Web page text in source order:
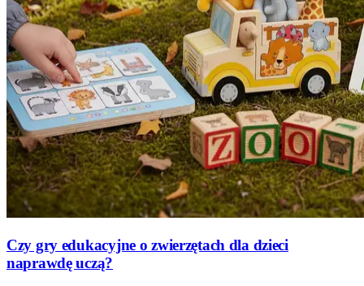
Czy gry edukacyjne o zwierzętach dla dzieci
naprawdę uczą?